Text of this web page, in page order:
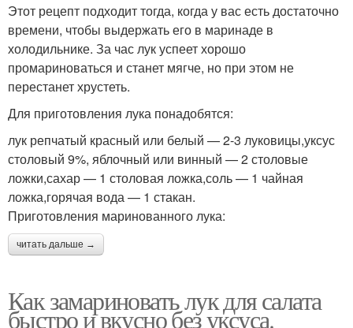
Этот рецепт подходит тогда, когда у вас есть достаточно
времени, чтобы выдержать его в маринаде в
холодильнике. За час лук успеет хорошо
промариноваться и станет мягче, но при этом не
перестанет хрустеть.
Для приготовления лука понадобятся:
лук репчатый красный или белый — 2-3 луковицы,уксус
столовый 9%, яблочный или винный — 2 столовые
ложки,сахар — 1 столовая ложка,соль — 1 чайная
ложка,горячая вода — 1 стакан.
Приготовления маринованного лука:
читать дальше →
Как замариновать лук для салата
быстро и вкусно без уксуса.